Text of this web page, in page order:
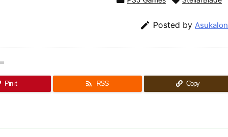
 Posted by Asukalon
Pin it  RSS Copy